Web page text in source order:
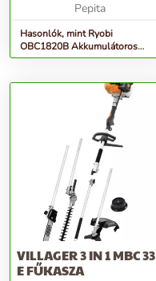
Pepita
Hasonlók, mint Ryobi
OBC1820B Akkumulátoros
fűkasza (Akku és töltő nélkül)
VILLAGER 3 IN 1 MBC 33
E FŰKASZA